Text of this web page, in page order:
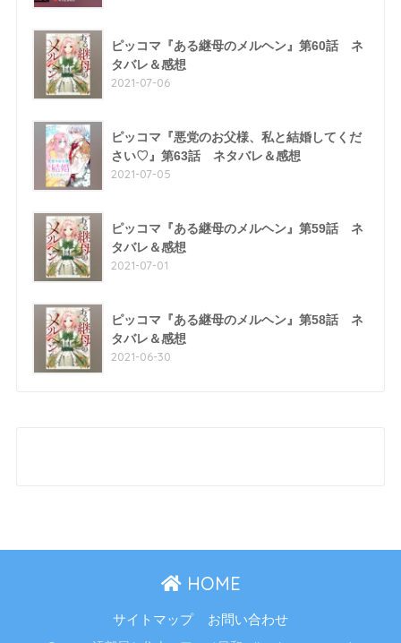
ピッコマ『ある継母のメルヘン』第60話 ネ
タバレ＆感想
2021-07-06
ピッコマ『悪党のお父様、私と結婚してくだ
さい♡』第63話 ネタバレ＆感想
2021-07-05
ピッコマ『ある継母のメルヘン』第59話 ネ
タバレ＆感想
2021-07-01
ピッコマ『ある継母のメルヘン』第58話 ネ
タバレ＆感想
2021-06-30
HOME
サイトマップ お問い合わせ